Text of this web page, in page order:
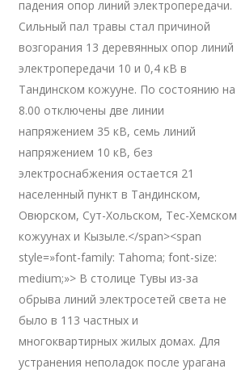
падения опор линий электропередачи.
Сильный пал травы стал причиной
возгорания 13 деревянных опор линий
электропередачи 10 и 0,4 кВ в
Тандинском кожууне. По состоянию на
8.00 отключены две линии
напряжением 35 кВ, семь линий
напряжением 10 кВ, без
электроснабжения остается 21
населенный пункт в Тандинском,
Овюрском, Сут-Хольском, Тес-Хемском
кожуунах и Кызыле.</span><span
style=»font-family: Tahoma; font-size:
medium;»> В столице Тувы из-за
обрыва линий электросетей света не
было в 113 частных и
многоквартирных жилых домах. Для
устранения неполадок после урагана